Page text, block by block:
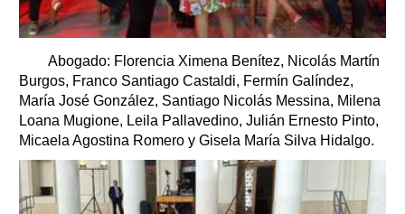
Abogado: Florencia Ximena Benítez, Nicolás Martín
Burgos, Franco Santiago Castaldi, Fermín Galíndez,
María José González, Santiago Nicolás Messina, Milena
Loana Mugione, Leila Pallavedino, Julián Ernesto Pinto,
Micaela Agostina Romero y Gisela María Silva Hidalgo.